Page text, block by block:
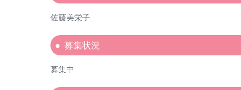
佐藤美栄子
募集状況
募集中